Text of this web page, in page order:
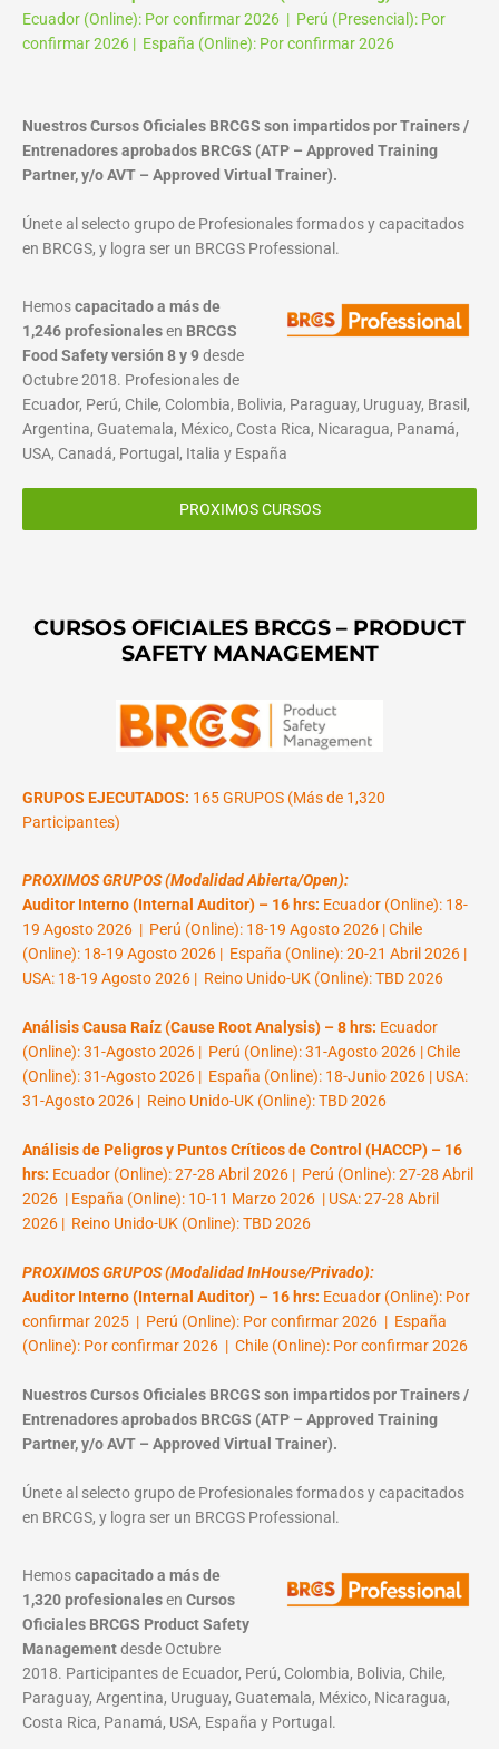
Ecuador (Online): Por confirmar 2026 | Perú (Presencial): Por
confirmar 2026 | España (Online): Por confirmar 2026
Nuestros Cursos Oficiales BRCGS son impartidos por Trainers /
Entrenadores aprobados BRCGS (ATP – Approved Training
Partner, y/o AVT – Approved Virtual Trainer).
Únete al selecto grupo de Profesionales formados y capacitados
en BRCGS, y logra ser un BRCGS Professional.
Hemoscapacitado a más de
1,246 profesionalesen BRCGS
Food Safety versión 8 y 9desde
Octubre 2018. Profesionales de
Ecuador, Perú, Chile, Colombia, Bolivia, Paraguay, Uruguay, Brasil,
Argentina, Guatemala, México, Costa Rica, Nicaragua, Panamá,
USA, Canadá, Portugal, Italia y España
PROXIMOS CURSOS
CURSOS OFICIALES BRCGS – PRODUCT
SAFETY MANAGEMENT
GRUPOS EJECUTADOS: 165 GRUPOS (Más de 1,320
Participantes)
PROXIMOS GRUPOS (Modalidad Abierta/Open):
Auditor Interno (Internal Auditor) – 16 hrs: Ecuador (Online): 18-
19 Agosto 2026 | Perú (Online): 18-19 Agosto 2026 | Chile
(Online): 18-19 Agosto 2026 | España (Online): 20-21 Abril 2026 |
USA: 18-19 Agosto 2026 | Reino Unido-UK (Online): TBD 2026
Análisis Causa Raíz (Cause Root Analysis) – 8 hrs: Ecuador
(Online): 31-Agosto 2026 | Perú (Online): 31-Agosto 2026 | Chile
(Online): 31-Agosto 2026 | España (Online): 18-Junio 2026 | USA:
31-Agosto 2026 | Reino Unido-UK (Online): TBD 2026
Análisis de Peligros y Puntos Críticos de Control (HACCP) – 16
hrs: Ecuador (Online): 27-28 Abril 2026 | Perú (Online): 27-28 Abril
2026 | España (Online): 10-11 Marzo 2026 | USA: 27-28 Abril
2026 | Reino Unido-UK (Online): TBD 2026
PROXIMOS GRUPOS (Modalidad InHouse/Privado):
Auditor Interno (Internal Auditor) – 16 hrs: Ecuador (Online): Por
confirmar 2025 | Perú (Online): Por confirmar 2026 | España
(Online): Por confirmar 2026 | Chile (Online): Por confirmar 2026
Nuestros Cursos Oficiales BRCGS son impartidos por Trainers /
Entrenadores aprobados BRCGS (ATP – Approved Training
Partner, y/o AVT – Approved Virtual Trainer).
Únete al selecto grupo de Profesionales formados y capacitados
en BRCGS, y logra ser un BRCGS Professional.
Hemoscapacitado a más de
1,320 profesionalesen Cursos
Oficiales BRCGS Product Safety
Managementdesde Octubre
2018. Participantes de Ecuador, Perú, Colombia, Bolivia, Chile,
Paraguay, Argentina, Uruguay, Guatemala, México, Nicaragua,
Costa Rica, Panamá, USA, España y Portugal.